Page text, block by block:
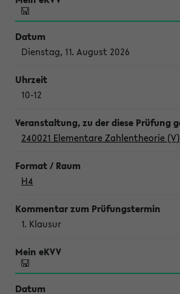
Dienstag, 11. August 2026
10-12
240021 Elementare Zahlentheorie (V)
H4
1. Klausur